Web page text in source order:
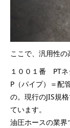
ここで、汎用性の
１００１番 PTネ
P（パイプ）＝配
の。現行のJIS規
ています。
油圧ホースの業界